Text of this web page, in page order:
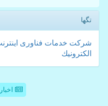
تگها
شركت خدمات فناوری
الكترونیك